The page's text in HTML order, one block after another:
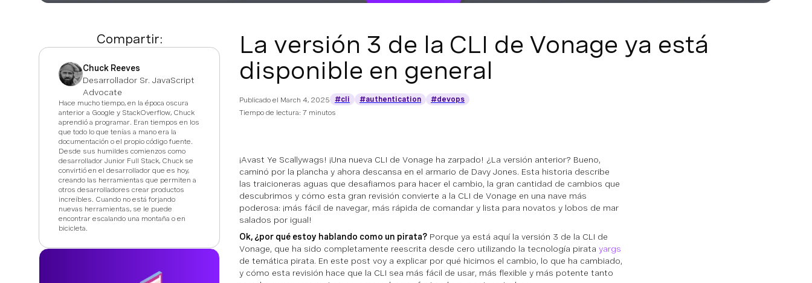
Compartir:
Chuck Reeves
Desarrollador Sr. JavaScript
Advocate
Hace mucho tiempo, en la época oscura
anterior a Google y StackOverflow, Chuck
aprendió a programar. Eran tiempos en los
que todo lo que tenías a mano era la
documentación o el propio código fuente.
Desde sus humildes comienzos como
desarrollador Junior Full Stack, Chuck se
convirtió en el desarrollador que es hoy,
creando las herramientas que permiten a
otros desarrolladores crear productos
increíbles. Cuando no está forjando
nuevas herramientas, se le puede
encontrar escalando una montaña o en
bicicleta.
La versión 3 de la CLI de Vonage ya está
disponible en general
Publicado el March 4, 2025 #cli #authentication
#devops
Tiempo de lectura: 7 minutos
¡Avast Ye Scallywags! ¡Una nueva CLI de Vonage ha zarpado! ¿La versión anterior? Bueno,
caminó por la plancha y ahora descansa en el armario de Davy Jones. Esta historia describe
las traicioneras aguas que desafiamos para hacer el cambio, la gran cantidad de cambios que
descubrimos y cómo esta gran revisión convierte a la CLI de Vonage en una nave más
poderosa: ¡más fácil de navegar, más rápida de comandar y lista para novatos y lobos de mar
salados por igual!
Ok, ¿por qué estoy hablando como un pirata? Porque ya está aquí la versión 3 de la CLI de
Vonage, que ha sido completamente reescrita desde cero utilizando la tecnología pirata yargs
de temática pirata. En este post voy a explicar por qué hicimos el cambio, lo que ha cambiado,
y cómo esta revisión hace que la CLI sea más fácil de usar, más flexible y más potente tanto